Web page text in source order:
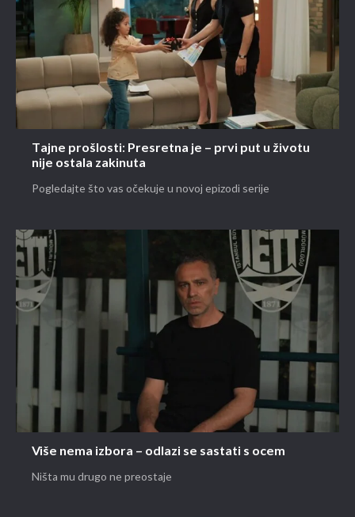
Tajne prošlosti: Presretna je – prvi put u životu
nije ostala zakinuta
Pogledajte što vas očekuje u novoj epizodi serije
Više nema izbora – odlazi se sastati s ocem
Ništa mu drugo ne preostaje